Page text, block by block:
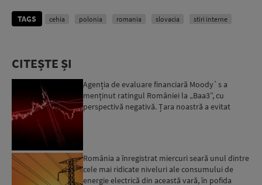
TAGS cehia polonia romania slovacia stiri interne
CITEȘTE ȘI
Agenția de evaluare financiară Moody`s a
menținut ratingul României la „Baa3”, cu
perspectivă negativă. Țara noastră a evitat
România a înregistrat miercuri seară unul dintre
cele mai ridicate niveluri ale consumului de
energie electrică din această vară, în pofida